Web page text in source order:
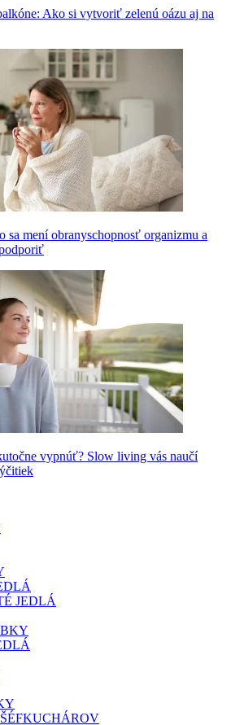
Ako si vytvoriť zelenú oázu aj na
sa mení obranyschopnosť organizmu a
vypnúť? Slow living vás naučí
JEDLÁ